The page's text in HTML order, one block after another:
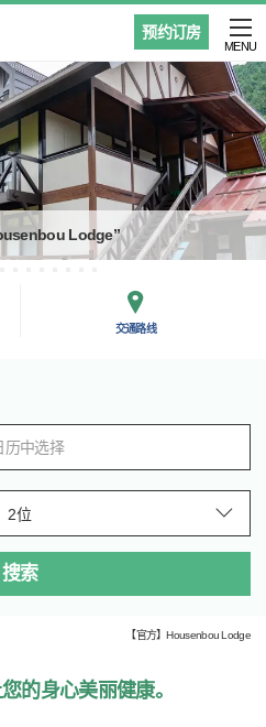
预约订房
MENU
Lodge”
交通路线
历中选择
搜索
【官方】Housenbou Lodge
的身心美丽健康。